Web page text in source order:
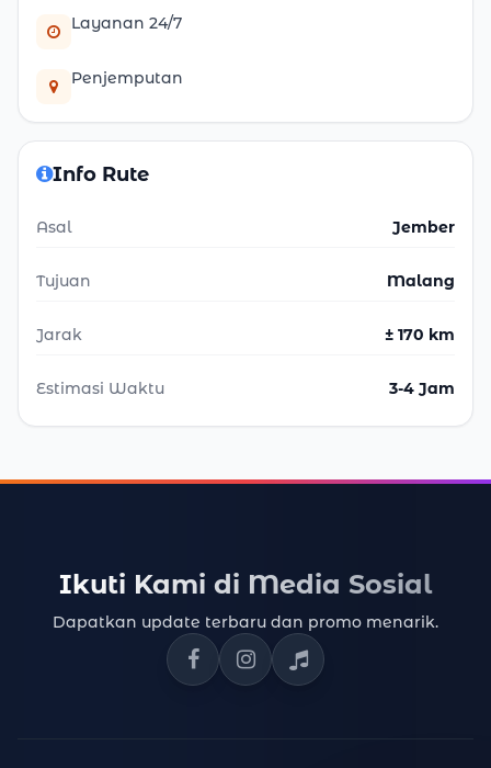
Layanan 24/7
Penjemputan
Info Rute
Asal Jember
Tujuan Malang
Jarak ± 170 km
Estimasi Waktu 3-4 Jam
Ikuti Kami di Media Sosial
Dapatkan update terbaru dan promo menarik.
Facebook Gotransport
Instagram Gotransport
TikTok Gotransport